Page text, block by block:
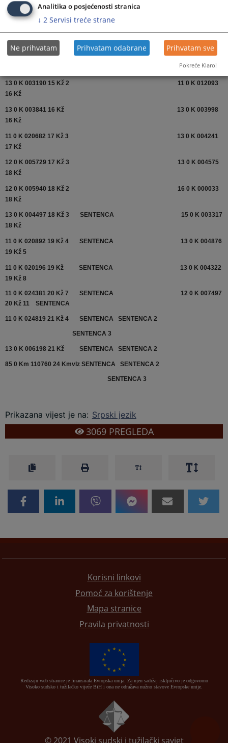
11 0 K 014744 15 Kž
15 Kž 6
11 0 K 014962 15 Kž 6
11 0 K 016648
15 Kž
11 0 K 016949 15 Kž
13 0 K 002916
13 0 K 003190 15 Kž 2
11 0 K 012093
16 Kž
13 0 K 003841 16 Kž
13 0 K 003998
16 Kž
11 0 K 020682 17 Kž 3
13 0 K 004241
17 Kž
12 0 K 005729 17 Kž 3
13 0 K 004575
18 Kž
12 0 K 005940 18 Kž 2
16 0 K 000033
18 Kž
13 0 K 004497 18 Kž 3 SENTENCA
15 0 K 003317
18 Kž
11 0 K 020892 19 Kž 4 SENTENCA
13 0 K 004876
19 Kž 5
11 0 K 020196 19 Kž SENTENCA
13 0 K 004322
19 Kž 8
11 0 K 024381 20 Kž 7 SENTENCA
12 0 K 007497
20 Kž 11
SENTENCA
11 0 K 024819 21 Kž 4 SENTENCA SENTENCA 2
SENTENCA 3
13 0 K 006198 21 Kž SENTENCA SENTENCA 2
85 0 Km 110760 24 Kmvlz SENTENCA SENTENCA 2
SENTENCA 3
Prikazana vijest je na: Srpski jezik
3069PREGLEDA
Korisni linkovi
Pomoć za korištenje
Mapa stranice
Pravila privatnosti
Redizajn web stranice je finansirala Evropska unija. Za njen sadržaj isključivo je odgovorno
Visoko sudsko i tužilačko vijeće BiH i ona ne odražava nužno stavove Evropske unije.
© 2021 Visoki sudski i tužilački savjet
Analitika o posjećenosti stranica
↓ 2 Servisi treće strane
Ne prihvatam Prihvatam odabrane Prihvatam sve
Pokreće Klaro!